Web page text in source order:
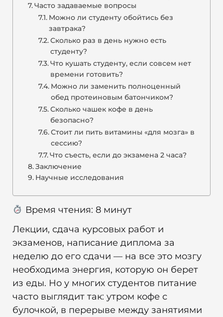
Часто задаваемые вопросы
Можно ли студенту обойтись без
завтрака?
Сколько раз в день нужно есть
студенту?
Что кушать студенту, если совсем нет
времени готовить?
Можно ли заменить полноценный
обед протеиновым батончиком?
Сколько чашек кофе в день
безопасно?
Стоит ли пить витамины «для мозга» в
сессию?
Что съесть, если до экзамена 2 часа?
Заключение
Научные исследования
Время чтения: 8 минут
Лекции, сдача курсовых работ и
экзаменов, написание диплома за
неделю до его сдачи — на все это мозгу
необходима энергия, которую он берет
из еды. Но у многих студентов питание
часто выглядит так: утром кофе с
булочкой, в перерыве между занятиями